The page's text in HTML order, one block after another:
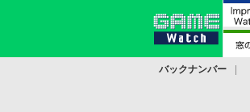
バックナンバー